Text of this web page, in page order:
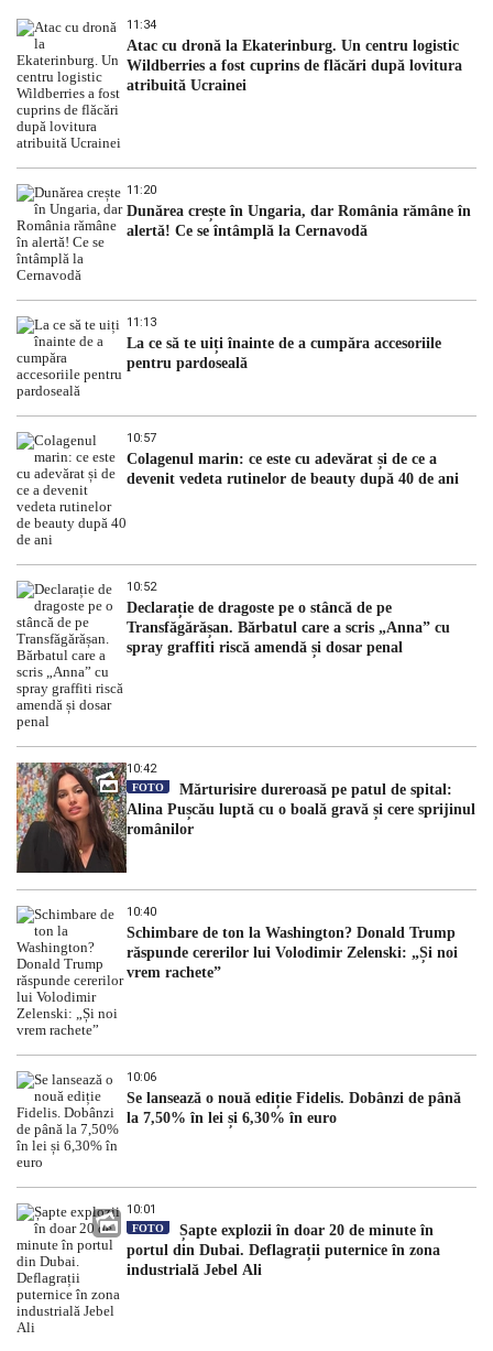
11:34
Atac cu dronă la Ekaterinburg. Un centru logistic
Wildberries a fost cuprins de flăcări după lovitura
atribuită Ucrainei
11:20
Dunărea crește în Ungaria, dar România rămâne în
alertă! Ce se întâmplă la Cernavodă
11:13
La ce să te uiți înainte de a cumpăra accesoriile
pentru pardoseală
10:57
Colagenul marin: ce este cu adevărat și de ce a
devenit vedeta rutinelor de beauty după 40 de ani
10:52
Declarație de dragoste pe o stâncă de pe
Transfăgărășan. Bărbatul care a scris „Anna” cu
spray graffiti riscă amendă și dosar penal
10:42
FOTO
Mărturisire dureroasă pe patul de spital:
Alina Pușcău luptă cu o boală gravă și cere sprijinul
românilor
10:40
Schimbare de ton la Washington? Donald Trump
răspunde cererilor lui Volodimir Zelenski: „Și noi
vrem rachete”
10:06
Se lansează o nouă ediție Fidelis. Dobânzi de până
la 7,50% în lei și 6,30% în euro
10:01
FOTO
Șapte explozii în doar 20 de minute în
portul din Dubai. Deflagrații puternice în zona
industrială Jebel Ali